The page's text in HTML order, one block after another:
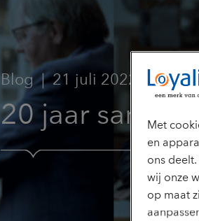
Blog 21 juli 2022
20 jaar
Met
en
ons
wij onze
op maat